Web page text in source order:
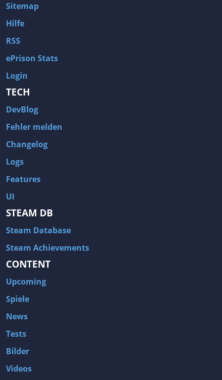
Sitemap
Hilfe
RSS
ePrison Stats
Login
TECH
DevBlog
Fehler melden
Changelog
Logs
Features
UI
STEAM DB
Steam Database
Steam Achievements
CONTENT
Upcoming
Spiele
News
Tests
Bilder
Videos